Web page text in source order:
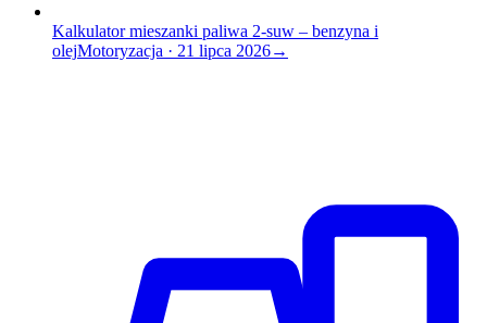
Kalkulator mieszanki paliwa 2-suw – benzyna i
olejMotoryzacja · 21 lipca 2026→